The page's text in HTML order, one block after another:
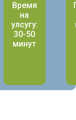
Время
на
улсугу:
30-50
минут